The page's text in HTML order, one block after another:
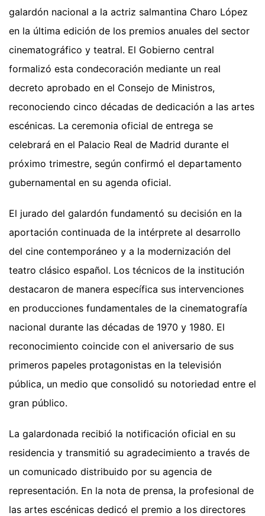
galardón nacional a la actriz salmantina Charo López
en la última edición de los premios anuales del sector
cinematográfico y teatral. El Gobierno central
formalizó esta condecoración mediante un real
decreto aprobado en el Consejo de Ministros,
reconociendo cinco décadas de dedicación a las artes
escénicas. La ceremonia oficial de entrega se
celebrará en el Palacio Real de Madrid durante el
próximo trimestre, según confirmó el departamento
gubernamental en su agenda oficial.
El jurado del galardón fundamentó su decisión en la
aportación continuada de la intérprete al desarrollo
del cine contemporáneo y a la modernización del
teatro clásico español. Los técnicos de la institución
destacaron de manera específica sus intervenciones
en producciones fundamentales de la cinematografía
nacional durante las décadas de 1970 y 1980. El
reconocimiento coincide con el aniversario de sus
primeros papeles protagonistas en la televisión
pública, un medio que consolidó su notoriedad entre el
gran público.
La galardonada recibió la notificación oficial en su
residencia y transmitió su agradecimiento a través de
un comunicado distribuido por su agencia de
representación. En la nota de prensa, la profesional de
las artes escénicas dedicó el premio a los directores